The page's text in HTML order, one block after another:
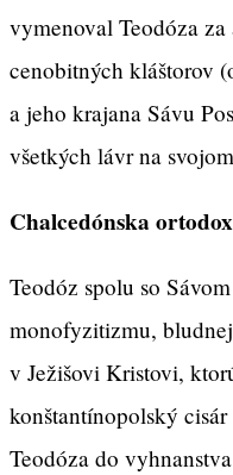
vymenoval Teodóza
cenobitných kláštorov
a jeho krajana Sávu
všetkých lávr na
Chalcedónska
Teodóz spolu so
monofyzitizmu,
v Ježišovi Kristovi,
konštantínopolský
Teodóza do